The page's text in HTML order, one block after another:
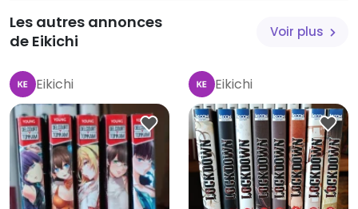
Les autres annonces
de Eikichi
Voir plus
Eikichi Eikichi